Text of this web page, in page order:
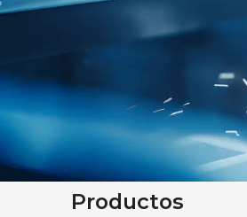
Productos